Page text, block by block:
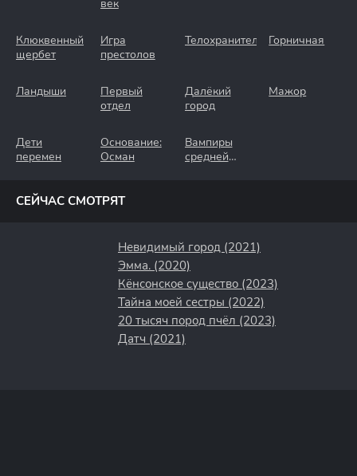
век
Клюквенный
щербет
Игра
престолов
Телохранители Горничная
Ландыши
Первый
отдел
Далёкий
город
Мажор
Дети
перемен
Основание:
Осман
Вампиры
средней
СЕЙЧАС СМОТРЯТ
Невидимый город (2021)
Эмма. (2020)
Кёнсонское существо (2023)
Тайна моей сестры (2022)
20 тысяч пород пчёл (2023)
Датч (2021)